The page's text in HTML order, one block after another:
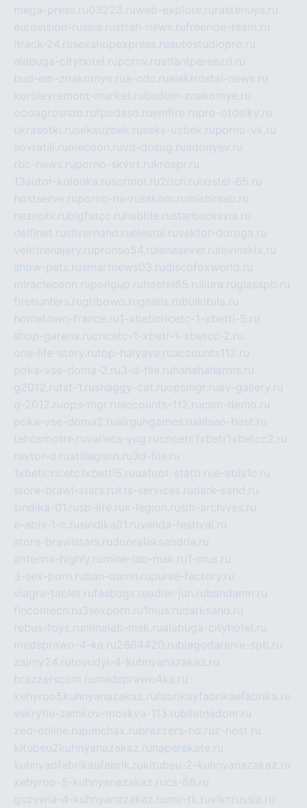
mega-press.ru03223.ruweb-explore.ru rastenuya.ru
eurovision-russia.rustrah-news.rufreeride-team.ru
itrack-24.rusexshopexpress.ruautostudiopro.ru
alabuga-cityhotel.rupornv.ruatlantpereezd.ru
bud-em-znakomye.rua-cdc.ruelektrostal-news.ru
korolevremont-market.rubudem-znakomye.ru
oooagrosnab.rufpodaso.ruemfire.rupro-otdelky.ru
ukrasotki.ruseksuzbek.ruseks-uzbek.ruporno-vk.ru
sovratili.ruolecoon.ruvd-dosug.ruadonyev.ru
rbc-news.ruporno-skvirt.rukrospr.ru
13autor-kolonka.rusormol.ru2rich.ru hostel-65.ru
hostserve.ruporno-na-russkom.ru mishinlab.ru
neznobi.rubigfatcc.ru habble.rustarbucksvia.ru
delfinet.rusilvernano.ruelestal.ruvektor-doroga.ru
velotrenajery.rupronso54.ru lenasever.ru lovinskix.ru
show-pets.rusmartnews03.rudiscofoxworld.ru
miraclecoon.rupongup.ru hostel65.ru liura.ruglasspb.ru
firehunters.rugribowo.rugnalis.rubulkitula.ru
hometown-france.ru1-xbeticricetc-1-xbetti-5.ru
shop-garena.rucricetc-1-xbetr-1-xbetcc-2.ru
one-life-story.rutop-halyava.ruaccounts112.ru
poka-vse-doma-2.ru3-d-file.ru hahahaharms.ru
g2012.rutst-1.rushaggy-cat.ruopsmgr.ruev-gallery.ru
g-2012.ruops-mgr.ruaccounts-112.rucsm-demo.ru
poka-vse-doma2.ruairgungames.ruallseo-host.ru
tehosmotre.ruvarieta-yug.rucricetc1xbetr1xbetcc2.ru
raytor-d.ruatillagunn.ru3d-file.ru
1xbeticricetc1xbetti5.ruuafoot-statti.rue-abis1c.ru
store-brawl-stars.rukts-services.rudark-sand.ru
sindika-01.rusp-life.rux-legion.rusib-archives.ru
e-abis-1-c.rusindika01.ruvenda-festival.ru
store-brawlstars.rudooraleksandria.ru
antenna-highly.ru mine-lab-msk.ru1-mus.ru
3-sex-porn.ruban-damn.rupurse-factory.ru
viagra-tablet.rufasbags.ruadler-jun.rubandamn.ru
fincontech.ru3sexporn.ru1mus.rudarksand.ru
rebus-toys.ru minelab-msk.rualabuga-cityhotel.ru
medsprawo-4-ka.ru2864420.rublagodarenie-spb.ru
zajmy24.rutovudyi-4-kuhnyanazakaz.ru
brazzerscom.ru medsprawo4ka.ru
xehyroo5kuhnyanazakaz.rufabrikayfabrikaefabrika.ru
vskrytie-zamkov-moskva-113.rubiletnadom.ru
zed-online.rupimchax.rubrazzers-hd.ruz-host.ru
kitubeu2kuhnyanazakaz.ru naperekate.ru
kuhnyaofabrikaufabrik.rukitubeu-2-kuhnyanazakaz.ru
xehyroo-5-kuhnyanazakaz.rucs-68.ru
guzywia-4-kuhnyanazakaz.ru mir-tk.ruvlknrussia.ru